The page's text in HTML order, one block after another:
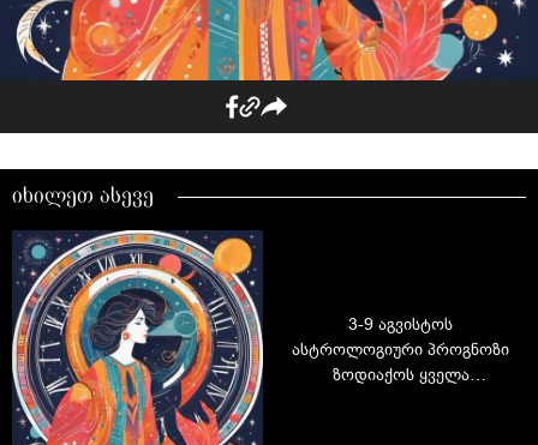
იხილეთ ასევე
3-9 აგვისტოს
ასტროლოგიური პროგნოზი
ზოდიაქოს ყველა